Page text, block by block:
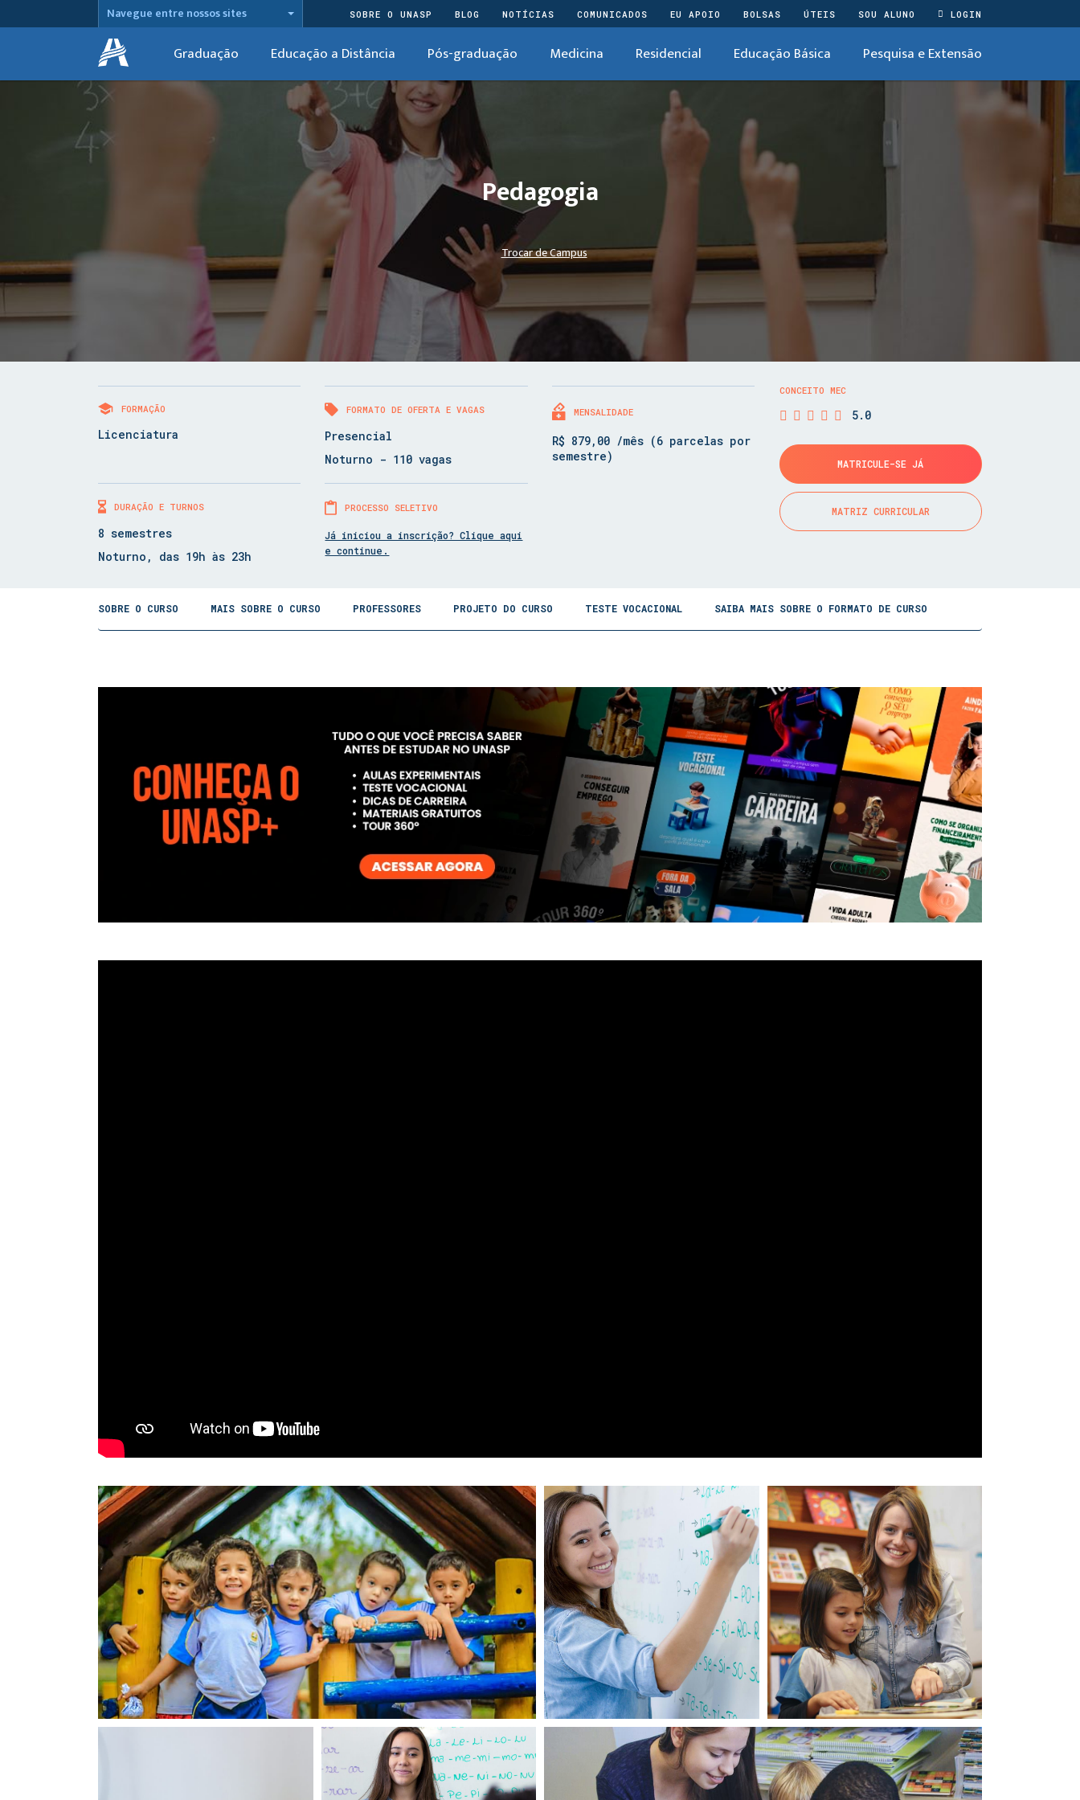
Navegue entre nossos sites SOBRE O UNASP BLOG NOTÍCIAS COMUNICADOS EU APOIO BOLSAS ÚTEIS SOU ALUNO LOGIN
Graduação Educação a Distância Pós-graduação Medicina Residencial Educação Básica Pesquisa e Extensão
Pedagogia
Trocar de Campus
FORMAÇÃO
Licenciatura
FORMATO DE OFERTA E VAGAS
Presencial
Noturno - 110 vagas
MENSALIDADE
R$ 879,00 /mês (6 parcelas por
semestre)
DURAÇÃO E TURNOS
8 semestres
Noturno, das 19h às 23h
PROCESSO SELETIVO
Já iniciou a inscrição? Clique aqui
e continue.
CONCEITO MEC
5.0
MATRICULE-SE JÁ
MATRIZ CURRICULAR
SOBRE O CURSO MAIS SOBRE O CURSO PROFESSORES PROJETO DO CURSO TESTE VOCACIONAL SAIBA MAIS SOBRE O FORMATO DE CURSO